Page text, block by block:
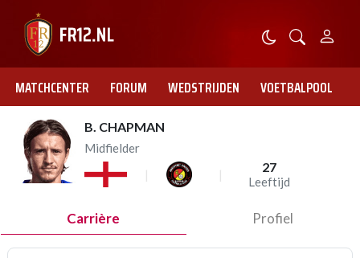
MATCHCENTER FORUM WEDSTRIJDEN VOETBALPOOL
B. CHAPMAN
Midfielder
27
Leeftijd
Carrière Profiel